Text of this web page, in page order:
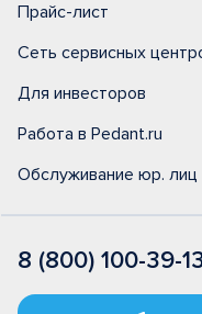
Прайс-лист
Сеть сервисных
Для инвесторов
Работа в Pedant.ru
Обслуживание юр. лиц
8 (800) 100-39-